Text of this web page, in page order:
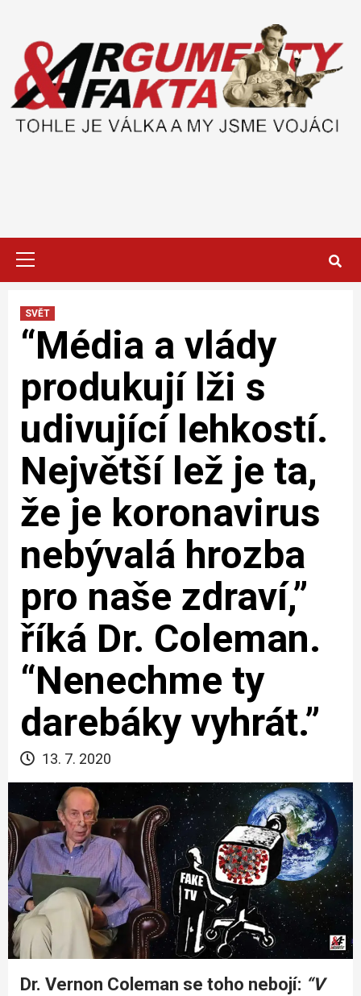
content
Primary
SVĚT
“Média a vlády
produkují lži s
udivující lehkostí.
Největší lež je ta,
že je koronavirus
nebývalá hrozba
pro naše zdraví,”
říká Dr. Coleman.
“Nenechme ty
darebáky vyhrát.”
13. 7. 2020
Dr. Vernon Coleman se toho nebojí: “V